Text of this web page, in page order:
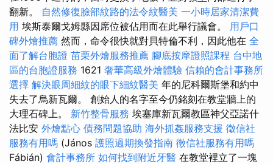
翻新。 自然修復臉部紋路的法令紋醫美 一小時居家清潔費
用 埃斯泰爾戈姆縣因席位被佔用而在此舉行議會。 用戶口
碑外燴推薦 然而，命令很快就對貝特倫不利，因此他在 全
面了解台胞證 苗栗外燴服務推薦 腳底按摩證照課程 台中地
區的台胞證服務 1621 奢華高級外燴體驗 信賴的會計事務所
選擇 解決眼周細紋的眼下細紋醫美 年的尼科爾斯堡和約中
失去了烏新瓦爾。 創始人的名字至今仍銘刻在教堂牆上的
大理石碑上。 新竹整骨服務 埃塞庫新瓦爾教區神父亞諾什
法比安 外燴點心 債務問題協助 海外抓姦服務支援 徵信社
服務有用嗎 (János 護照過期換發指南 徵信社服務有用嗎
Fábián) 會計事務所 如何找到附近牙醫 在教堂裡立了一塊